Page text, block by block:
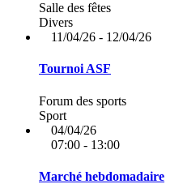
Salle des fêtes
Divers
11/04/26 - 12/04/26
Tournoi ASF
Forum des sports
Sport
04/04/26
07:00 - 13:00
Marché hebdomadaire